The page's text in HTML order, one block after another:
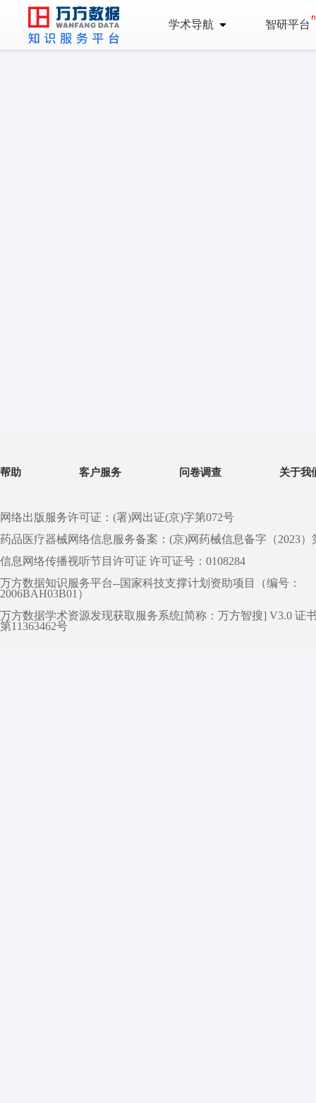
学术导航 智研平台
帮助 客户服务 问卷调查 关于我
网络出版服务许可证：(署)网出证(京)字第072号
药品医疗器械网络信息服务备案：(京)网药械信息备字（2023）
信息网络传播视听节目许可证 许可证号：0108284
万方数据知识服务平台--国家科技支撑计划资助项目（编号：
2006BAH03B01）
万方数据学术资源发现获取服务系统[简称：万方智搜] V3.0 证
第11363462号